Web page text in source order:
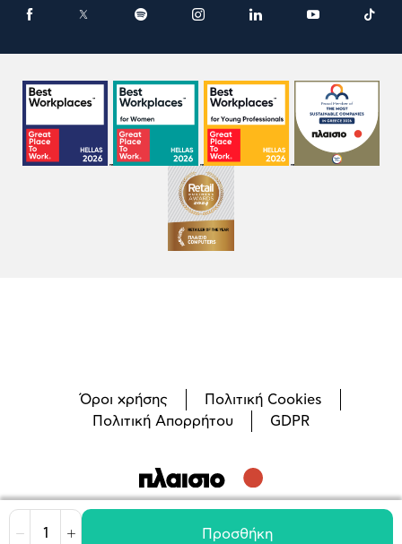
Μείωση Αύξηση Προσθήκη
Όροι χρήσης
Πολιτική Cookies
Πολιτική Απορρήτου
GDPR